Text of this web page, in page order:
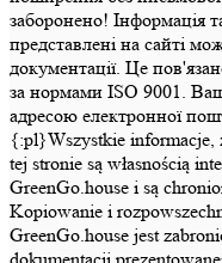
заборонено! Інформація
представлені на сайті
документації. Це
за нормами ISO 9001.
адресою електронної
{:pl}Wszystkie informacje,
tej stronie są własnością
GreenGo.house i są
Kopiowanie i
GreenGo.house jest
dokumentacji